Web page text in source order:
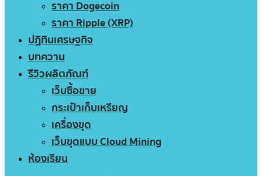
ราคา Dogecoin
ราคา Ripple (XRP)
ปฏิทินเศรษฐกิจ
บทความ
รีวิวผลิตภัณฑ์
เว็บซื้อขาย
กระเป๋าเก็บเหรียญ
เครื่องขุด
เว็บขุดแบบ Cloud Mining
ห้องเรียน